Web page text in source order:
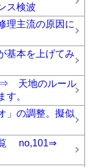
ス検波
理主流の原因に
基本を上げてみ
⇒ 天地のルール
。
」の調整。擬似
no,101⇒